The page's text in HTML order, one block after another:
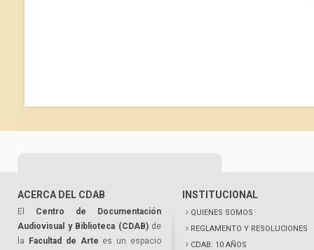
ACERCA DEL CDAB
El Centro de Documentación
Audiovisual y Biblioteca (CDAB)de
la
Facultad de Arte es un espacio
INSTITUCIONAL
QUIENES SOMOS
REGLAMENTO Y RESOLUCIONES
CDAB: 10 AÑOS